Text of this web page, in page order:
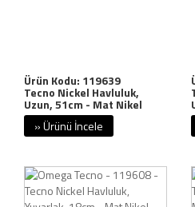
Ürün Kodu: 119639
Tecno Nickel Havluluk,
Uzun, 51cm - Mat Nikel
» Ürünü İncele